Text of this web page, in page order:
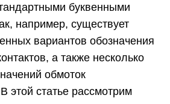
буквенными
например, существует
вариантов обозначения
а также несколько
обмоток
этой статье рассмотрим